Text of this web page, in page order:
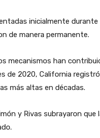
inicialmente durante
de manera permanente.
mecanismos han
de 2020, California
más altas en décadas.
y Rivas subrayaron